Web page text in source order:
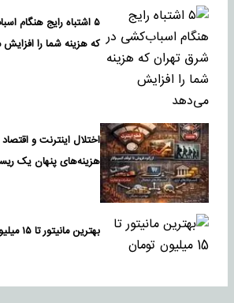
۵ اشتباه رایج هنگام
که هزینه شما را
اختلال اینترنت و
هزینه‌های پنهان یک
بهترین مانیتور تا ۱۵ میلیون تومان